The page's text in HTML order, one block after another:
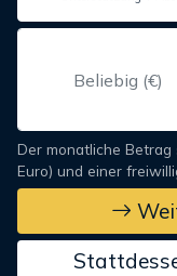
Der monatliche Betrag
Euro) und einer